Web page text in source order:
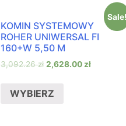
KOMIN SYSTEMOWY
ROHER UNIWERSAL FI
160+W 5,50 M
3,092.26zł 2,628.00 zł
WYBIERZ